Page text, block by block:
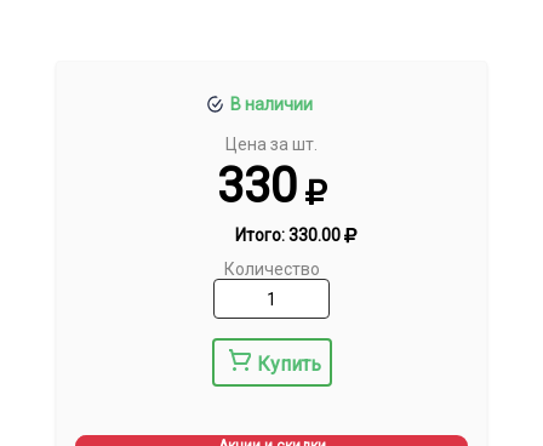
В наличии
Цена за шт.
330
Итого:330.00
Количество
Купить